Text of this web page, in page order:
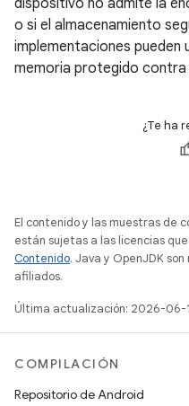
dispositivo no admite la
o si el almacenamiento
implementaciones pueden
memoria protegido contra
¿Te ha
El contenido y las muestras de
están sujetas a las licencias
Contenido. Java y OpenJDK
afiliados.
Última actualización: 2026-06-
COMPILACIÓN
Repositorio de Android